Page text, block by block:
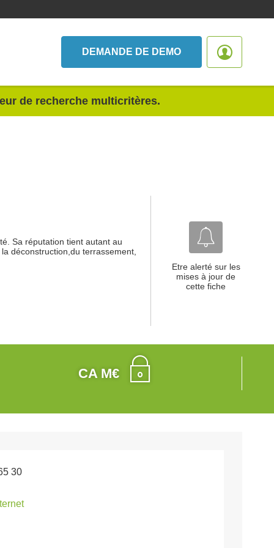
DEMANDE DE DEMO
de recherche multicritères.
Sa réputation tient autant au
déconstruction,du terrassement,
Etre alerté sur les
mises à jour de
cette fiche
CA M€
30